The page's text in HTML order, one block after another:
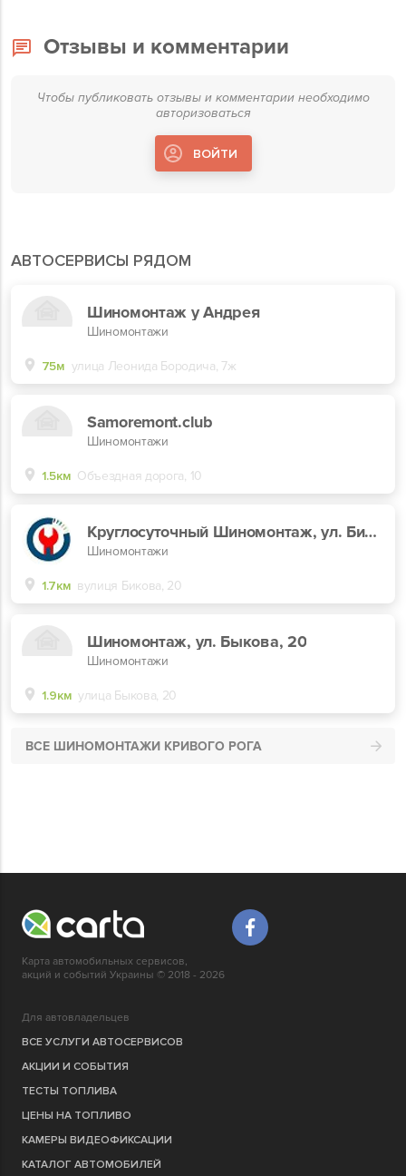
АВТОСЕРВИСЫ РЯДОМ
Шиномонтаж у Андрея
Шиномонтажи
75м улица Леонида Бородича, 7ж
Samoremont.club
Шиномонтажи
1.5км Объездная дорога, 10
Круглосуточный Шиномонтаж, ул. Бикова, 20
Шиномонтажи
1.7км вулиця Бикова, 20
Шиномонтаж, ул. Быкова, 20
Шиномонтажи
1.9км улица Быкова, 20
ВСЕ ШИНОМОНТАЖИ КРИВОГО РОГА
Отзывы и комментарии
Чтобы публиковать отзывы и комментарии необходимо
авторизоваться
ВОЙТИ
Карта автомобильных сервисов,
акций и событий Украины © 2018 - 2026
Для автовладельцев
ВСЕ УСЛУГИ АВТОСЕРВИСОВ
АКЦИИ И СОБЫТИЯ
ТЕСТЫ ТОПЛИВА
ЦЕНЫ НА ТОПЛИВО
КАМЕРЫ ВИДЕОФИКСАЦИИ
КАТАЛОГ АВТОМОБИЛЕЙ